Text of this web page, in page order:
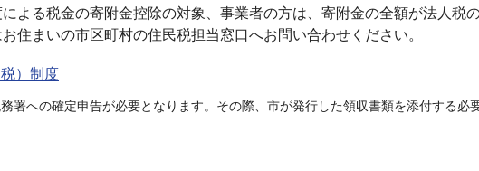
よる税金の寄附金控除の対象、事業者の方は、寄附金の全額が法人税
住まいの市区町村の住民税担当窓口へお問い合わせください。
）制度
署への確定申告が必要となります。その際、市が発行した領収書類を添付する